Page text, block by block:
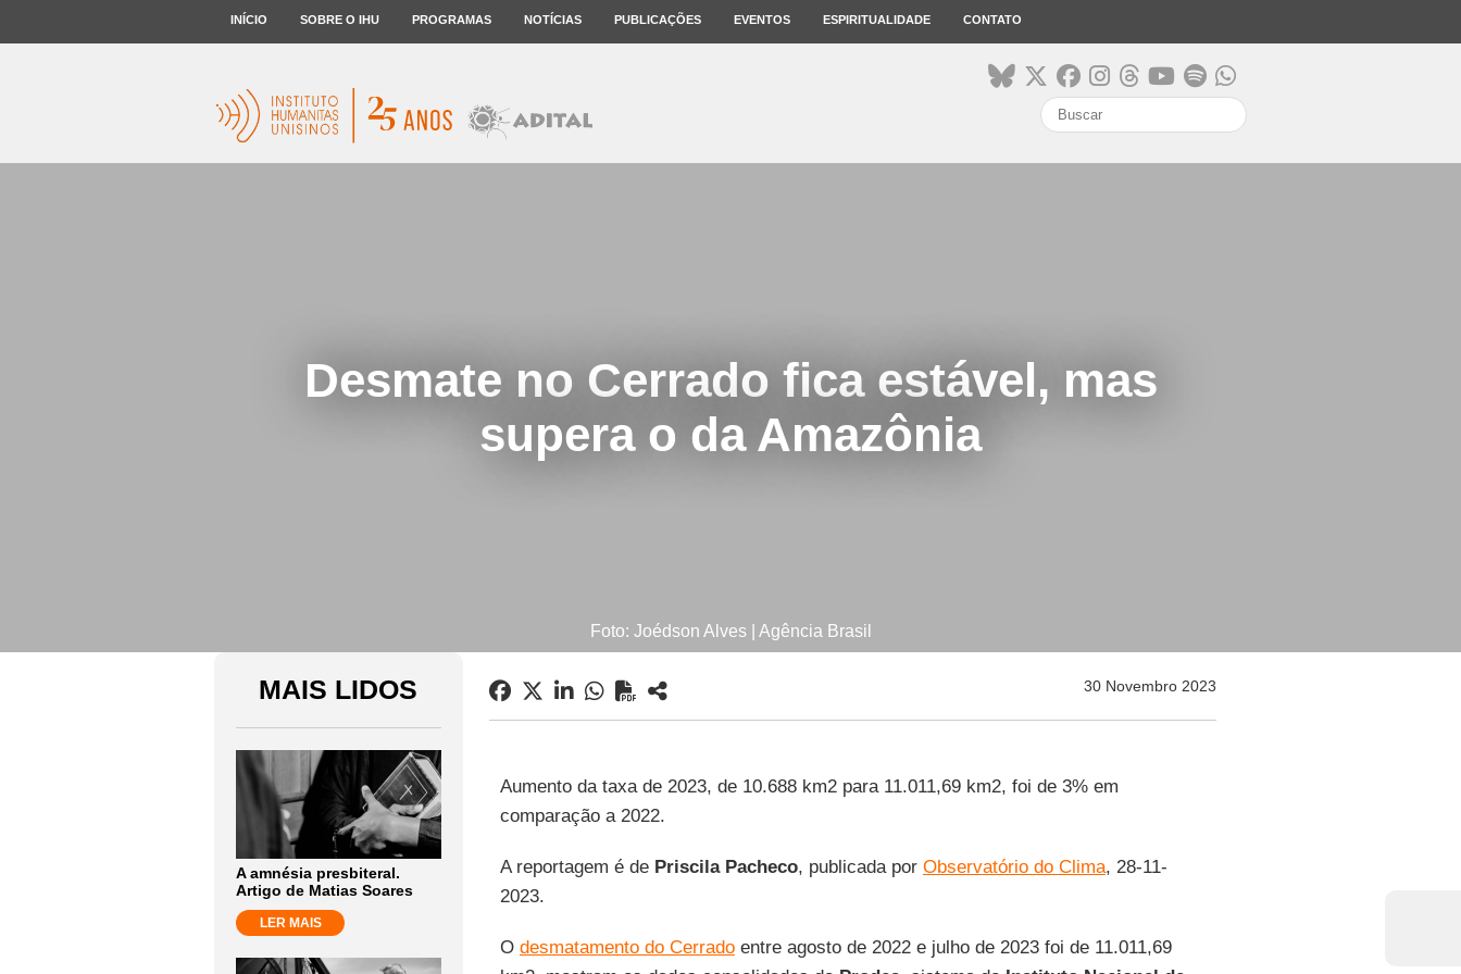
INÍCIO SOBRE O IHU PROGRAMAS NOTÍCIAS PUBLICAÇÕES EVENTOS ESPIRITUALIDADE CONTATO
search
Desmate no Cerrado fica estável, mas
supera o da Amazônia
Foto: Joédson Alves | Agência Brasil
MAIS LIDOS
A amnésia presbiteral.
Artigo de Matias Soares
LER MAIS
30 Novembro 2023
Aumento da taxa de 2023, de 10.688 km2 para 11.011,69 km2, foi de 3% em
comparação a 2022.
A reportagem é dePriscila Pacheco, publicada por Observatório do Clima, 28-11-
2023.
O desmatamento do Cerradoentre agosto de 2022 e julho de 2023 foi de 11.011,69